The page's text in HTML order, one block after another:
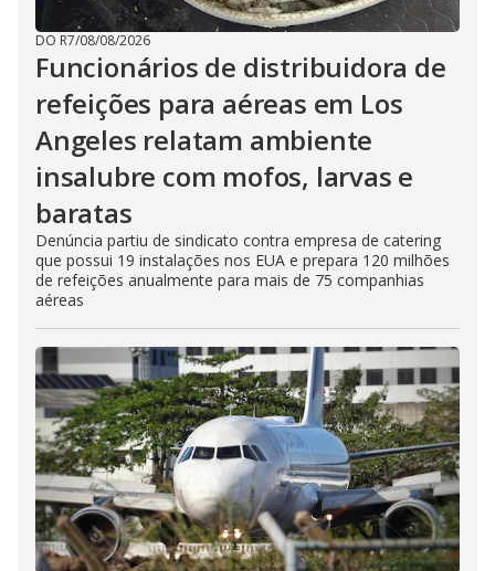
DO R7/08/08/2026
Funcionários de distribuidora de
refeições para aéreas em Los
Angeles relatam ambiente
insalubre com mofos, larvas e
baratas
Denúncia partiu de sindicato contra empresa de catering
que possui 19 instalações nos EUA e prepara 120 milhões
de refeições anualmente para mais de 75 companhias
aéreas